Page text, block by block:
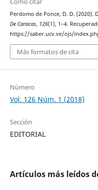
Perdomo de Ponce, D. D. (2020).
De Caracas, 126(1), 1–4.
https://saber.ucv.ve/ojs/
Más formatos de cita
Número
Vol. 126 Núm. 1 (2018)
Sección
EDITORIAL
Artículos más leídos